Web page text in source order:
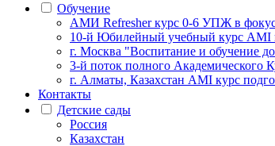
Обучение
АМИ Refresher курс 0-6 УПЖ в
10-й Юбилейный учебный курс AMI
г. Москва "Воспитание и обучение
3-й поток полного Академического
г. Алматы, Казахстан AMI курс
Контакты
Детские сады
Россия
Казахстан